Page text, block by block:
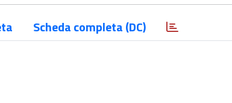
Scheda completa (DC)